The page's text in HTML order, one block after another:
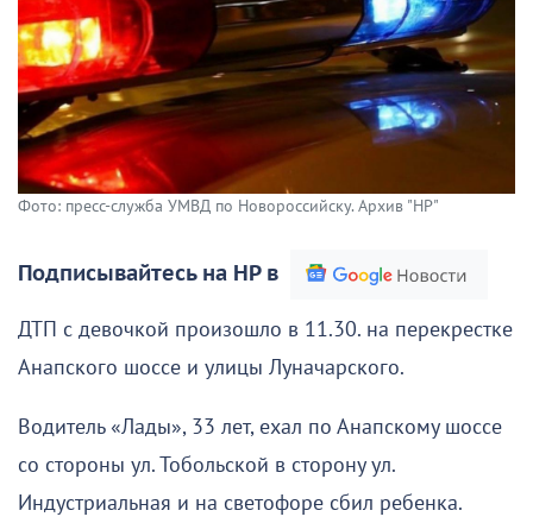
Фото: пресс-служба УМВД по Новороссийску. Архив "НР"
Подписывайтесь на НР в
ДТП с девочкой произошло в 11.30. на перекрестке
Анапского шоссе и улицы Луначарского.
Водитель «Лады», 33 лет, ехал по Анапскому шоссе
со стороны ул. Тобольской в сторону ул.
Индустриальная и на светофоре сбил ребенка.